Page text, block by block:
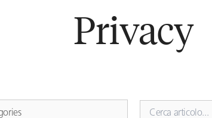
Privacy